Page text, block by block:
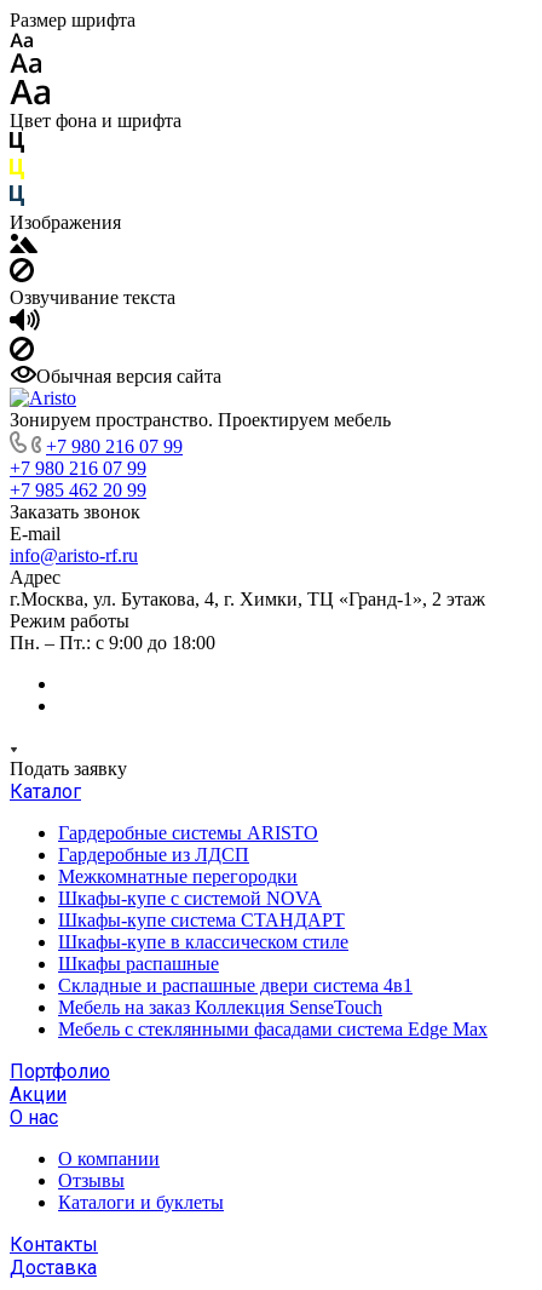
Размер шрифта
Цвет фона и шрифта
Изображения
Озвучивание текста
Обычная версия сайта
Зонируем пространство. Проектируем мебель
+7 980 216 07 99
+7 980 216 07 99
+7 985 462 20 99
Заказать звонок
E-mail
info@aristo-rf.ru
Адрес
г.Москва, ул. Бутакова, 4, г. Химки, ТЦ «Гранд-1», 2 этаж
Режим работы
Пн. – Пт.: с 9:00 до 18:00
Подать заявку
Каталог
Гардеробные системы ARISTO
Гардеробные из ЛДСП
Межкомнатные перегородки
Шкафы-купе с системой NOVA
Шкафы-купе система СТАНДАРТ
Шкафы-купе в классическом стиле
Шкафы распашные
Складные и распашные двери система 4в1
Мебель на заказ Коллекция SenseTouch
Мебель с стеклянными фасадами система Edge Max
Портфолио
Акции
О нас
О компании
Отзывы
Каталоги и буклеты
Контакты
Доставка